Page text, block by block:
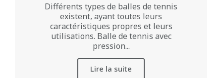
Différents types de balles de tennis
existent, ayant toutes leurs
caractéristiques propres et leurs
utilisations. Balle de tennis avec
pression...
Lire la suite